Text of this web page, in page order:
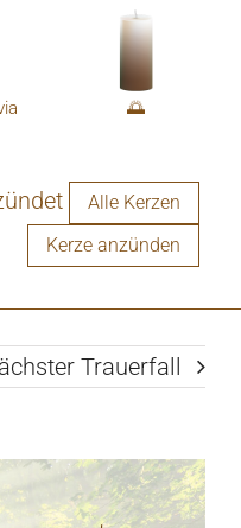
🌅
Alle Kerzen
Kerze anzünden
Trauerfall